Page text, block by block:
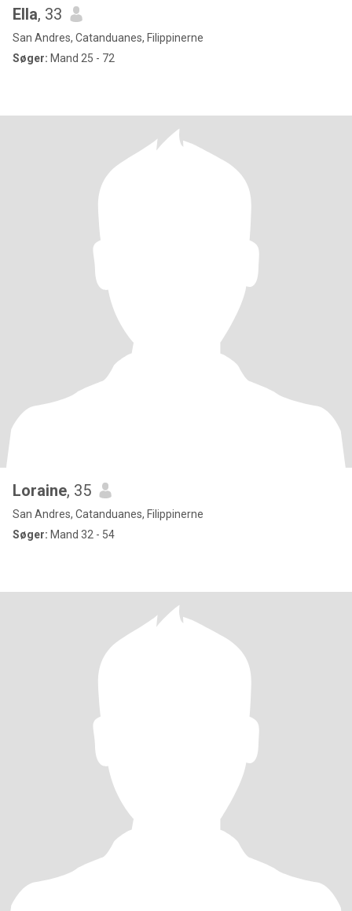
Ella, 33
San Andres, Catanduanes, Filippinerne
Søger: Mand 25 - 72
Loraine, 35
San Andres, Catanduanes, Filippinerne
Søger: Mand 32 - 54